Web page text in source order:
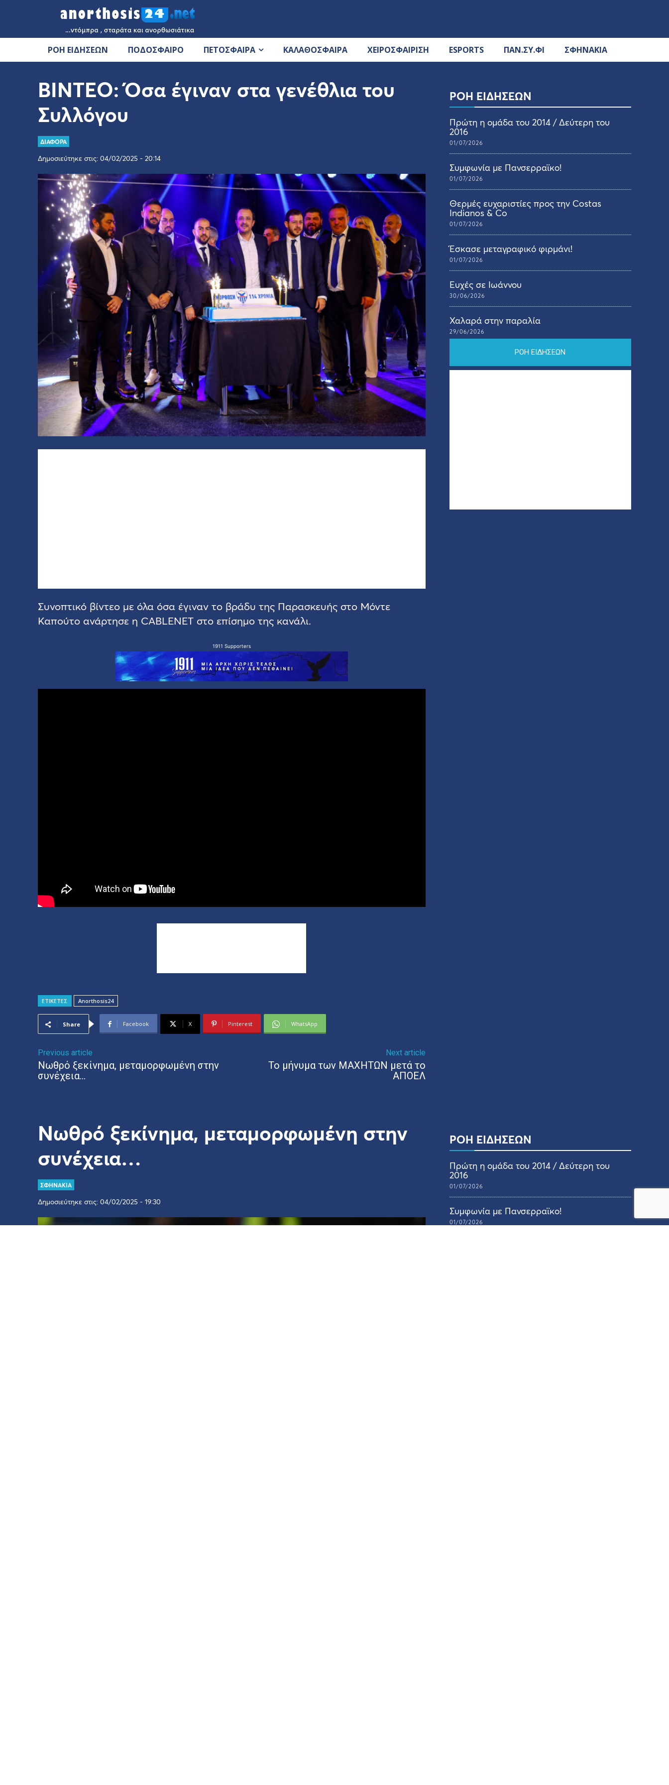
ΡΟΗ ΕΙΔΗΣΕΩΝ ΠΟΔΟΣΦΑΙΡΟ ΠΕΤΟΣΦΑΙΡΑ ΚΑΛΑΘΟΣΦΑΙΡΑ ΧΕΙΡΟΣΦΑΙΡΙΣΗ ESPORTS ΠΑΝ.ΣΥ.ΦΙ ΣΦΗΝΑΚΙΑ
ΒΙΝΤΕΟ: Όσα έγιναν στα γενέθλια του
Συλλόγου
ΔΙΑΦΟΡΑ
Δημοσιεύτηκε στις: 04/02/2025 - 20:14
Συνοπτικό βίντεο με όλα όσα έγιναν το βράδυ της Παρασκευής στο Μόντε
Καπούτο ανάρτησε η CABLENET στο επίσημο της κανάλι.
1911 Supporters
ΕΤΙΚΕΤΕΣ Anorthosis24
Share Facebook X Pinterest WhatsApp
Previous article
Νωθρό ξεκίνημα, μεταμορφωμένη στην
συνέχεια…
Next article
Το μήνυμα των ΜΑΧΗΤΩΝ μετά το
ΑΠΟΕΛ
ΡΟΗ ΕΙΔΗΣΕΩΝ
Πρώτη η ομάδα του 2014 / Δεύτερη του
2016
01/07/2026
Συμφωνία με Πανσερραϊκο!
01/07/2026
Θερμές ευχαριστίες προς την Costas
Indianos & Co
01/07/2026
Έσκασε μεταγραφικό φιρμάνι!
01/07/2026
Ευχές σε Ιωάννου
30/06/2026
Χαλαρά στην παραλία
29/06/2026
ΡΟΗ ΕΙΔΗΣΕΩΝ